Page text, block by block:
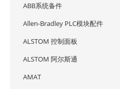
ABB系统备件
Allen-Bradley PLC模块配件
ALSTOM 控制面板
ALSTOM 阿尔斯通
AMAT